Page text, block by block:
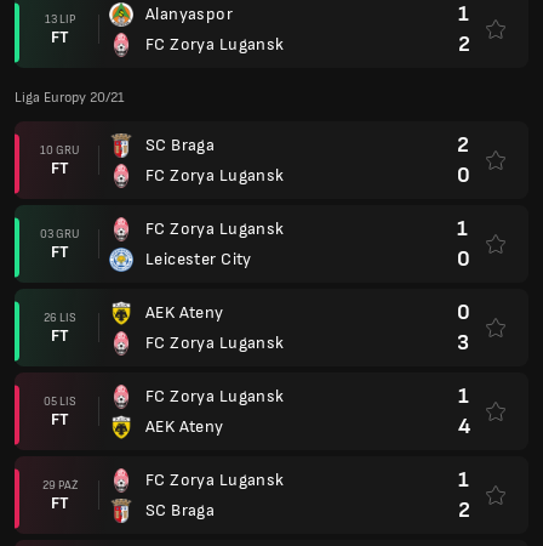
13 LIP
FT
Alanyaspor
FC Zorya Lugansk
1
2
Liga Europy 20/21
10 GRU
FT
SC Braga
FC Zorya Lugansk
2
0
03 GRU
FT
FC Zorya Lugansk
Leicester City
1
0
26 LIS
FT
AEK Ateny
FC Zorya Lugansk
0
3
05 LIS
FT
FC Zorya Lugansk
AEK Ateny
1
4
29 PAŹ
FT
FC Zorya Lugansk
SC Braga
1
2